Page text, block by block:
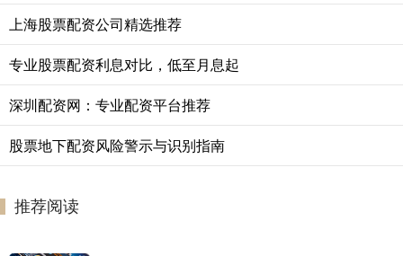
上海股票配资公司精选推荐
专业股票配资利息对比，低至月息起
深圳配资网：专业配资平台推荐
股票地下配资风险警示与识别指南
推荐阅读